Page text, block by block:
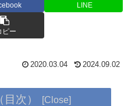
LINE
ピー
2020.03.04 2024.09.02
次）